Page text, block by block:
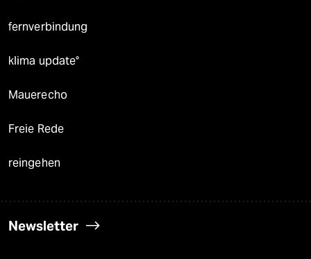
fernverbindung
klima update°
Mauerecho
Freie Rede
reingehen
Newsletter